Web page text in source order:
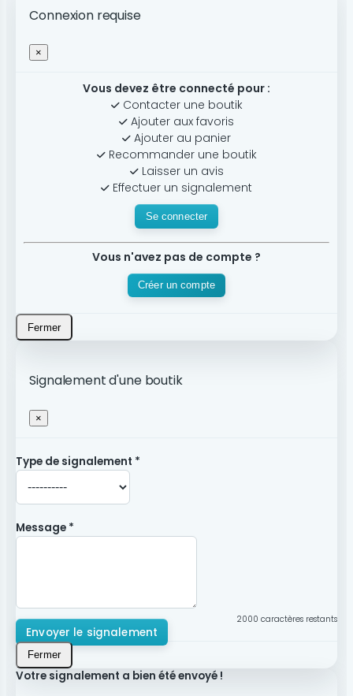
Connexion requise
×
Vous devez être connecté pour :
Contacter une boutik
Ajouter aux favoris
Ajouter au panier
Recommander une boutik
Laisser un avis
Effectuer un signalement
Se connecter
Vous n'avez pas de compte ?
Créer un compte
Fermer
Signalement d'une boutik
×
Type de signalement *
Message *
2000 caractères restants
Envoyer le signalement
Fermer
Votre signalement a bien été envoyé !